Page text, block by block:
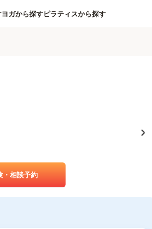
ヨガから探すピラティスから探す
・相談予約